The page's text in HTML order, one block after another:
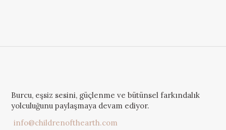
Burcu, eşsiz sesini, güçlenme ve bütünsel farkındalık
yolculuğunu paylaşmaya devam ediyor.
info@childrenofthearth.com